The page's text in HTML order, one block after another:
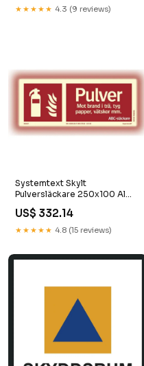
★★★★★ 4.3 (9 reviews)
Systemtext Skylt
Pulversläckare 250x100 Al
Sn+ - | CleanNest
4046719131457
US$ 332.14
★★★★★ 4.8 (15 reviews)